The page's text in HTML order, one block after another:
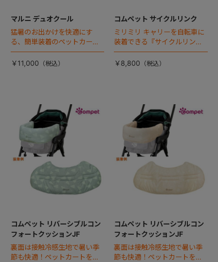
マルニ デュオクール
猛暑のお出かけを快適にす
る、簡単装着のペットカート
専用ダブル送風ファンが登
場。
￥11,000
コムペット サイクルリンク
ミリミリ キャリーを自転車に
装着できる『サイクルリン
ク』が登場！
￥8,800
コムペット リバーシブルコン
フォートクッションJF
裏面は接触冷感生地で暑い季
節も快適！ペットカートをお
コムペット リバーシブルコン
フォートクッションJF
裏面は接触冷感生地で暑い季
節も快適！ペットカートをお